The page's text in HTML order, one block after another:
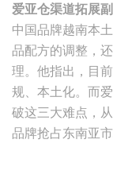
爱亚仓渠道拓展
中国品牌越南本
品配方的调整，
理。他指出，目
规、本土化。而
破这三大难点，
品牌抢占东南亚市